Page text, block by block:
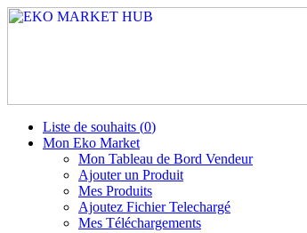
Liste de souhaits (0)
Mon Eko Market
Mon Tableau de Bord Vendeur
Ajouter un Produit
Mes Produits
Ajoutez Fichier Telechargé
Mes Téléchargements